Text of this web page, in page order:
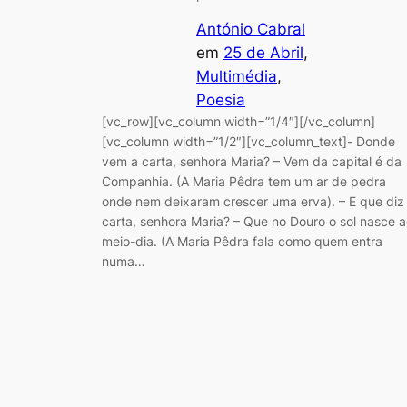
António Cabral
em 25 de Abril
Multimédia
Poesia
[vc_row][vc_column width=”1/4″][/vc_column]
[vc_column width=”1/2″][vc_column_text]- Donde
vem a carta, senhora Maria? – Vem da capital é da
Companhia. (A Maria Pêdra tem um ar de pedra
onde nem deixaram crescer uma erva). – E que diz
carta, senhora Maria? – Que no Douro o sol nasce
meio-dia. (A Maria Pêdra fala como quem entra
numa…